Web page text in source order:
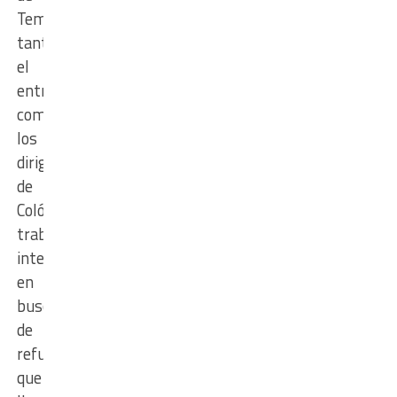
Temperley,
tanto
el
entrenador
como
los
dirigentes
de
Colón
trabajan
intensamente
en
busca
de
refuerzos
que